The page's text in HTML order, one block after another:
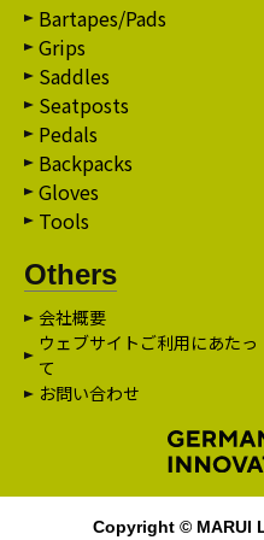
Bartapes/Pads
Grips
Saddles
Seatposts
Pedals
Backpacks
Gloves
Tools
Others
会社概要
ウェブサイトご利用にあたっ
て
お問い合わせ
Copyright © MARUI